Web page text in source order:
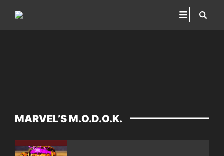
MARVEL’S M.O.D.O.K.